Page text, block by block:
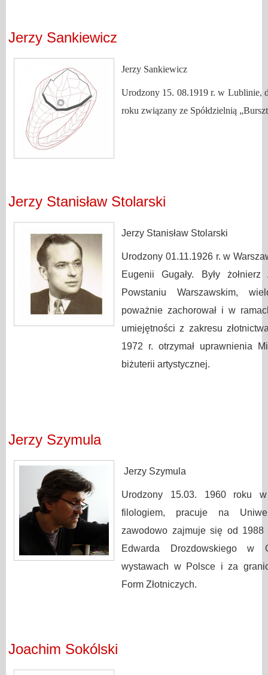
Jerzy Sankiewicz
Jerzy Sankiewicz
Urodzony 15. 08.1919 r. w Lublinie,
roku związany ze Spółdzielnią
Jerzy Stanisław Stolarski
Jerzy Stanisław Stolarski
Urodzony 01.11.1926 r. w
Eugenii Gugały. Były
Powstaniu Warszawskim,
poważnie zachorował i w
umiejętności z zakresu
1972 r. otrzymał uprawnienia
biżuterii artystycznej.
Jerzy Szymula
Jerzy Szymula
Urodzony 15.03. 1960 roku
filologiem, pracuje na
zawodowo zajmuje się od 1988
Edwarda Drozdowskiego w
wystawach w Polsce i za
Form Złotniczych.
Joachim Sokólski